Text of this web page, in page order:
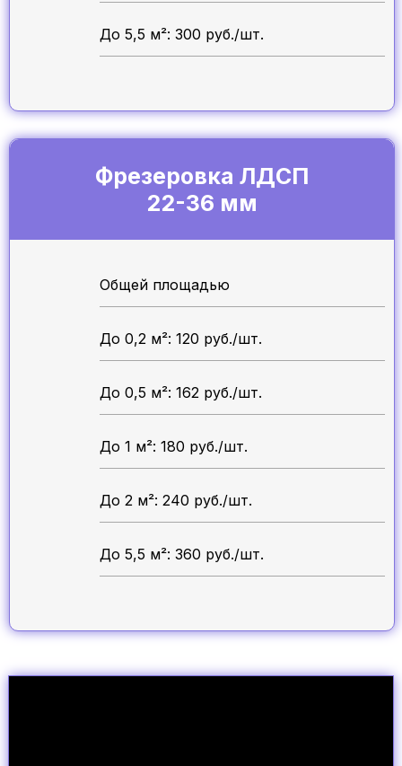
До 5,5 м²: 300 руб./шт.
Фрезеровка ЛДСП
22-36 мм
Общей площадью
До 0,2 м²: 120 руб./шт.
До 0,5 м²: 162 руб./шт.
До 1 м²: 180 руб./шт.
До 2 м²: 240 руб./шт.
До 5,5 м²: 360 руб./шт.